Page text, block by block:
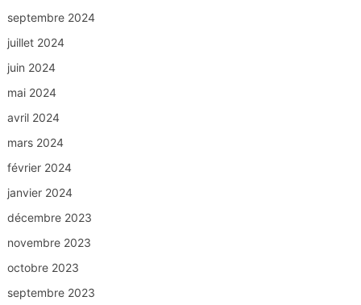
septembre 2024
juillet 2024
juin 2024
mai 2024
avril 2024
mars 2024
février 2024
janvier 2024
décembre 2023
novembre 2023
octobre 2023
septembre 2023